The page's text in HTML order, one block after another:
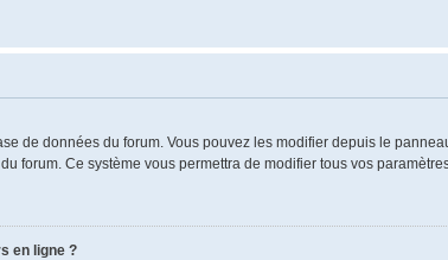
de données du forum. Vous pouvez les modifier depuis le
forum. Ce système vous permettra de modifier tous vos
en ligne ?